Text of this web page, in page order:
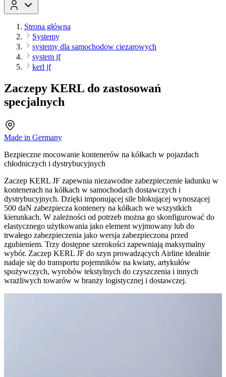
Strona główna
Systemy
systemy dla samochodow ciezarowych
system jf
kerl jf
Zaczepy KERL do zastosowań
specjalnych
Made in Germany
Bezpieczne mocowanie kontenerów na kółkach w pojazdach
chłodniczych i dystrybucyjnych
Zaczep KERL JF zapewnia niezawodne zabezpieczenie ładunku w
kontenerach na kółkach w samochodach dostawczych i
dystrybucyjnych. Dzięki imponującej sile blokującej wynoszącej
500 daN zabezpiecza kontenery na kółkach we wszystkich
kierunkach. W zależności od potrzeb można go skonfigurować do
elastycznego użytkowania jako element wyjmowany lub do
trwałego zabezpieczenia jako wersja zabezpieczona przed
zgubieniem. Trzy dostępne szerokości zapewniają maksymalny
wybór. Zaczep KERL JF do szyn prowadzących Airline idealnie
nadaje się do transportu pojemników na kwiaty, artykułów
spożywczych, wyrobów tekstylnych do czyszczenia i innych
wrażliwych towarów w branży logistycznej i dostawczej.